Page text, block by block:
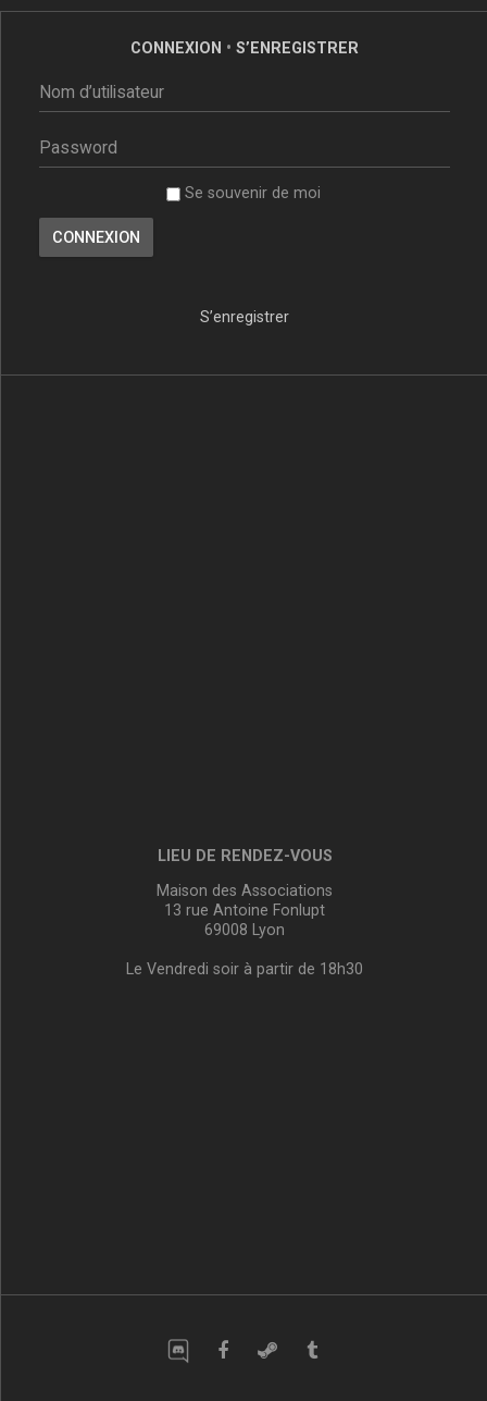
CONNEXION • S’ENREGISTRER
Se souvenir de moi
S’enregistrer
LIEU DE RENDEZ-VOUS
Maison des Associations
13 rue Antoine Fonlupt
69008 Lyon
Le Vendredi soir à partir de 18h30